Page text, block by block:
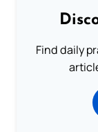
Find daily